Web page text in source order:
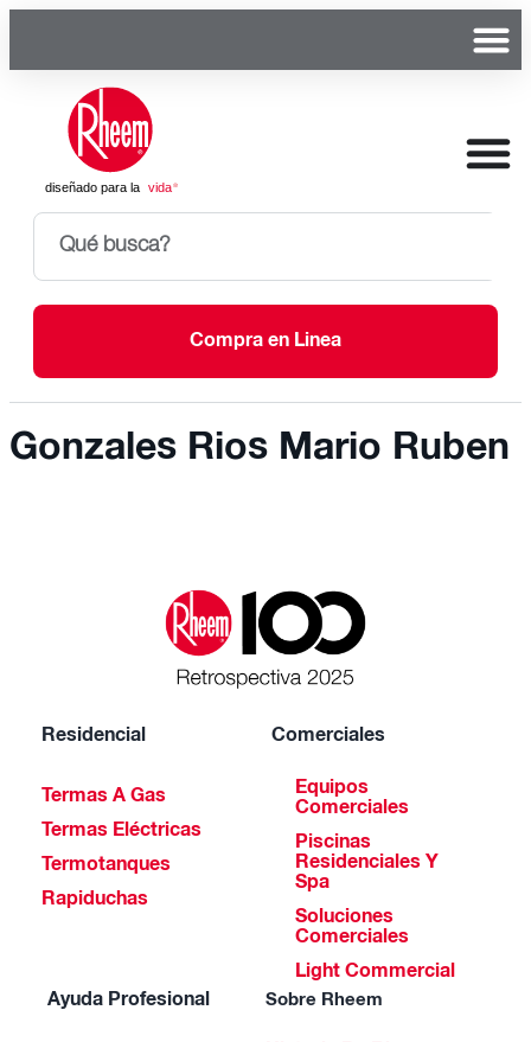
Compra en Linea
Gonzales Rios Mario Ruben
Residencial
Termas A Gas
Termas Eléctricas
Termotanques
Rapiduchas
Comerciales
Equipos
Comerciales
Piscinas
Residenciales Y
Spa
Soluciones
Comerciales
Light Commercial
Ayuda Profesional
Sobre Rheem